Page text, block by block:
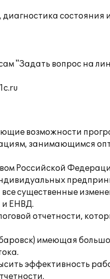
"Задать вопрос на
возможности
занимающимся
Российской
существенные
и ЕНВД.
отчетности,
имеющая
эффективность